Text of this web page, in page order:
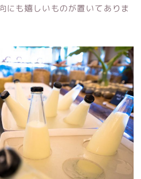
にも嬉しいものが置いてありま